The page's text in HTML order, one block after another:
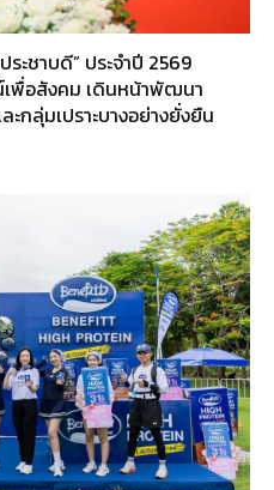
ระชาบดี” ประจำปี 2569
พื่อสังคม เดินหน้าพัฒนา
ลุ่มเปราะบางอย่างยั่งยืน